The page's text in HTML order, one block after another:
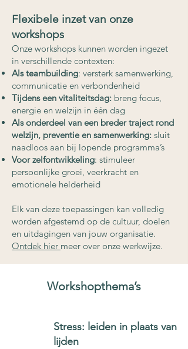
Flexibele inzet van onze
workshops
Onze workshops kunnen worden ingezet
in verschillende contexten:
Als teambuilding: versterk samenwerking,
communicatie en verbondenheid
Tijdens een vitaliteitsdag: breng focus,
energie en welzijn in één dag
Als onderdeel van een breder traject rond
welzijn, preventie en samenwerking: sluit
naadloos aan bij lopende programma’s
Voor zelfontwikkeling: stimuleer
persoonlijke groei, veerkracht en
emotionele helderheid
Elk van deze toepassingen kan volledig
worden afgestemd op de cultuur, doelen
en uitdagingen van jouw organisatie.
Ontdek hier meer over onze werkwijze.​
Workshopthema’s
Stress: leiden in plaats van
lijden